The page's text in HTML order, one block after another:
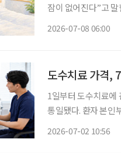
잠이 없어진다”고 말한다. 정말 그럴까. 대한수
2026-07-08 06:00
도수치료 가격,
1일부터 도수치료에
통일됐다. 환자 본인
2026-07-02 10:56